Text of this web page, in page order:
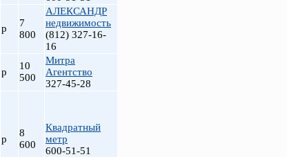
р
7
800
АЛЕКСАНДР
недвижимость
(812) 327-16-
16
р
10
500
Митра
Агентство
327-45-28
р
8
600
Квадратный
метр
600-51-51